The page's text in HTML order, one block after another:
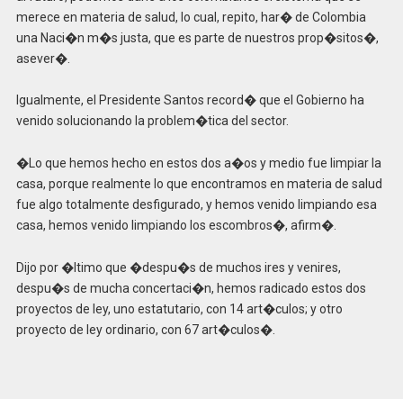
merece en materia de salud, lo cual, repito, har� de Colombia
una Naci�n m�s justa, que es parte de nuestros prop�sitos�,
asever�.
Igualmente, el Presidente Santos record� que el Gobierno ha
venido solucionando la problem�tica del sector.
�Lo que hemos hecho en estos dos a�os y medio fue limpiar la
casa, porque realmente lo que encontramos en materia de salud
fue algo totalmente desfigurado, y hemos venido limpiando esa
casa, hemos venido limpiando los escombros�, afirm�.
Dijo por �ltimo que �despu�s de muchos ires y venires,
despu�s de mucha concertaci�n, hemos radicado estos dos
proyectos de ley, uno estatutario, con 14 art�culos; y otro
proyecto de ley ordinario, con 67 art�culos�.